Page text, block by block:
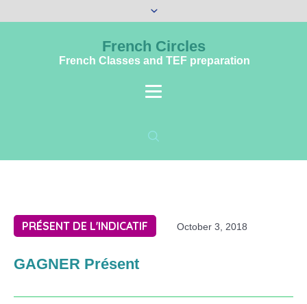
French Circles
French Classes and TEF preparation
PRÉSENT DE L'INDICATIF October 3, 2018
GAGNER Présent